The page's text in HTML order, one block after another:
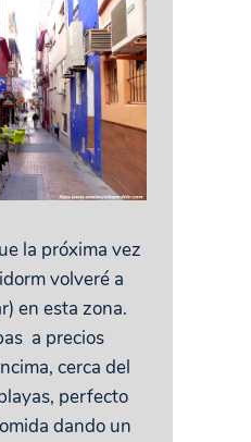
la próxima vez
volveré a
en esta zona.
a precios
cerca del
perfecto
dando un